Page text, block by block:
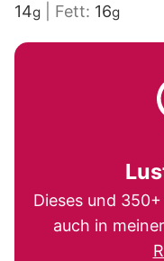
14g Fett: 16g
Dieses und
auch in